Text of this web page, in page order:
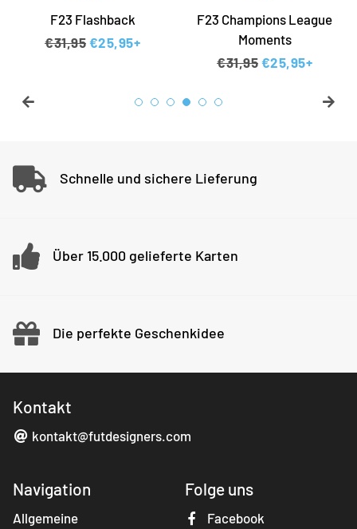
F23 Flashback
Normaler Preis
€31,95 Sonderpreis
€25,95+
F23 Champions League
Moments
Normaler Preis
€31,95 Sonderpreis
€25,95+
Schnelle und sichere Lieferung
Über 15.000 gelieferte Karten
Die perfekte Geschenkidee
Kontakt
kontakt@futdesigners.com
Navigation
Allgemeine
Folge uns
Facebook